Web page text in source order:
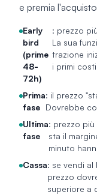
e premia
Early
bird
(prime
48-
72h)
: prezzo
La sua
trazione
i primi
Prima
fase
: il prezzo
Dovrebbe
Ultima
fase
: prezzo
sta il
minuto
Cassa: se vendi
prezzo
superiore a